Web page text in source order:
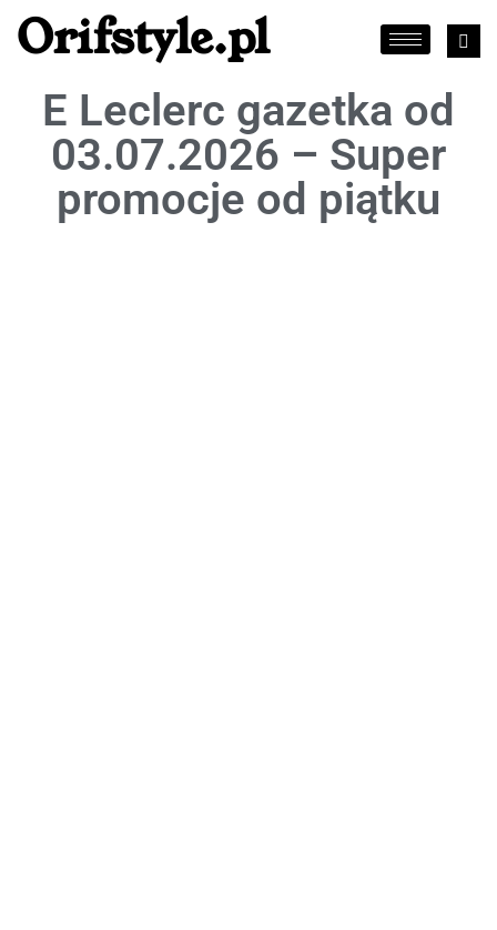
Orifstyle.pl
E Leclerc gazetka od
03.07.2026 – Super
promocje od piątku